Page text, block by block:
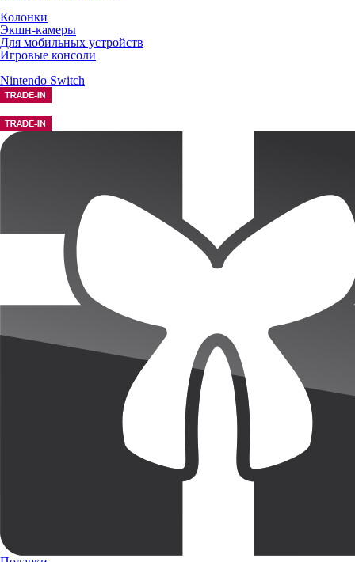
Колонки
Экшн-камеры
Для мобильных устройств
Игровые консоли
Nintendo Switch